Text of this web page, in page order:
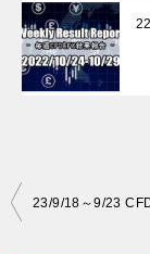
投